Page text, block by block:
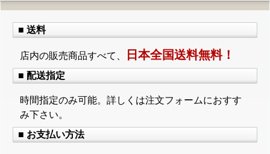
■ 送料
店内の販売商品すべて、 日本全国送料無料！
■ 配送指定
時間指定のみ可能。詳しくは注文フォームにおすす
み下さい。
■ お支払い方法